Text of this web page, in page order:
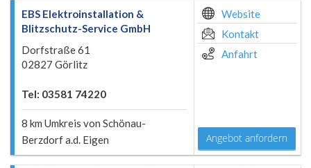
EBS Elektroinstallation &
Blitzschutz-Service GmbH
Dorfstraße 61
02827 Görlitz
Tel: 03581 74220
8 km Umkreis von Schönau-
Berzdorf a.d. Eigen
Website
Kontakt
Anfahrt
Angebot anfordern